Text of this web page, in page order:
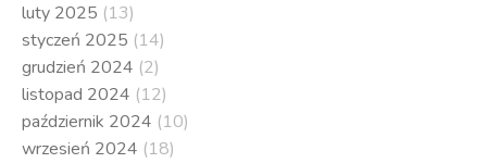
luty 2025 (13)
styczeń 2025 (14)
grudzień 2024 (2)
listopad 2024 (12)
październik 2024 (10)
wrzesień 2024 (18)